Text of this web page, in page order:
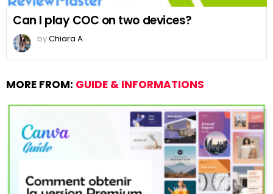
Can I play COC on two devices?
byChiara A.
MORE FROM: GUIDE & INFORMATIONS